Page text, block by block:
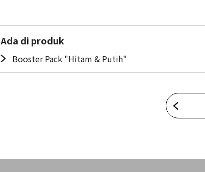
Ada di produk
Booster Pack "Hitam & Putih"